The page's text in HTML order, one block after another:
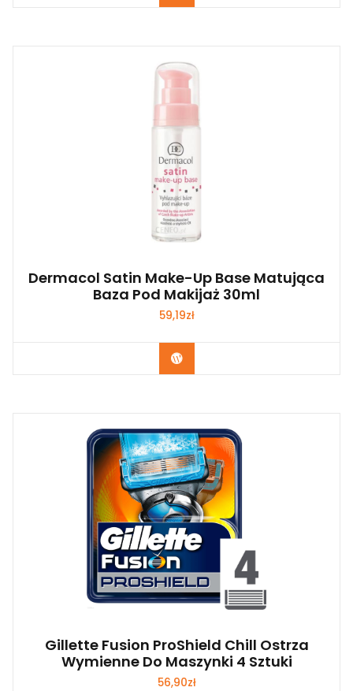
Dermacol Satin Make-Up Base Matująca
Baza Pod Makijaż 30ml
59,19zł
Zobacz
Gillette Fusion ProShield Chill Ostrza
Wymienne Do Maszynki 4 Sztuki
56,90zł